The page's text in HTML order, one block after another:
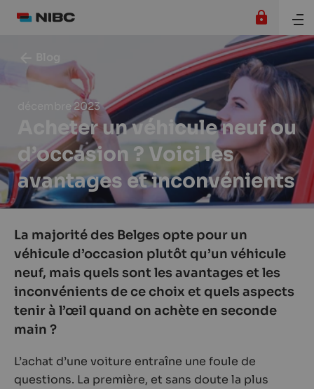
décembre 2023
Acheter un véhicule neuf ou
d’occasion ? Voici les
avantages et inconvénients
La majorité des Belges opte pour un
véhicule d’occasion plutôt qu’un véhicule
neuf, mais quels sont les avantages et les
inconvénients de ce choix et quels aspects
tenir à l’œil quand on achète en seconde
main ?
L’achat d’une voiture entraîne une foule de
questions. La première, et sans doute la plus